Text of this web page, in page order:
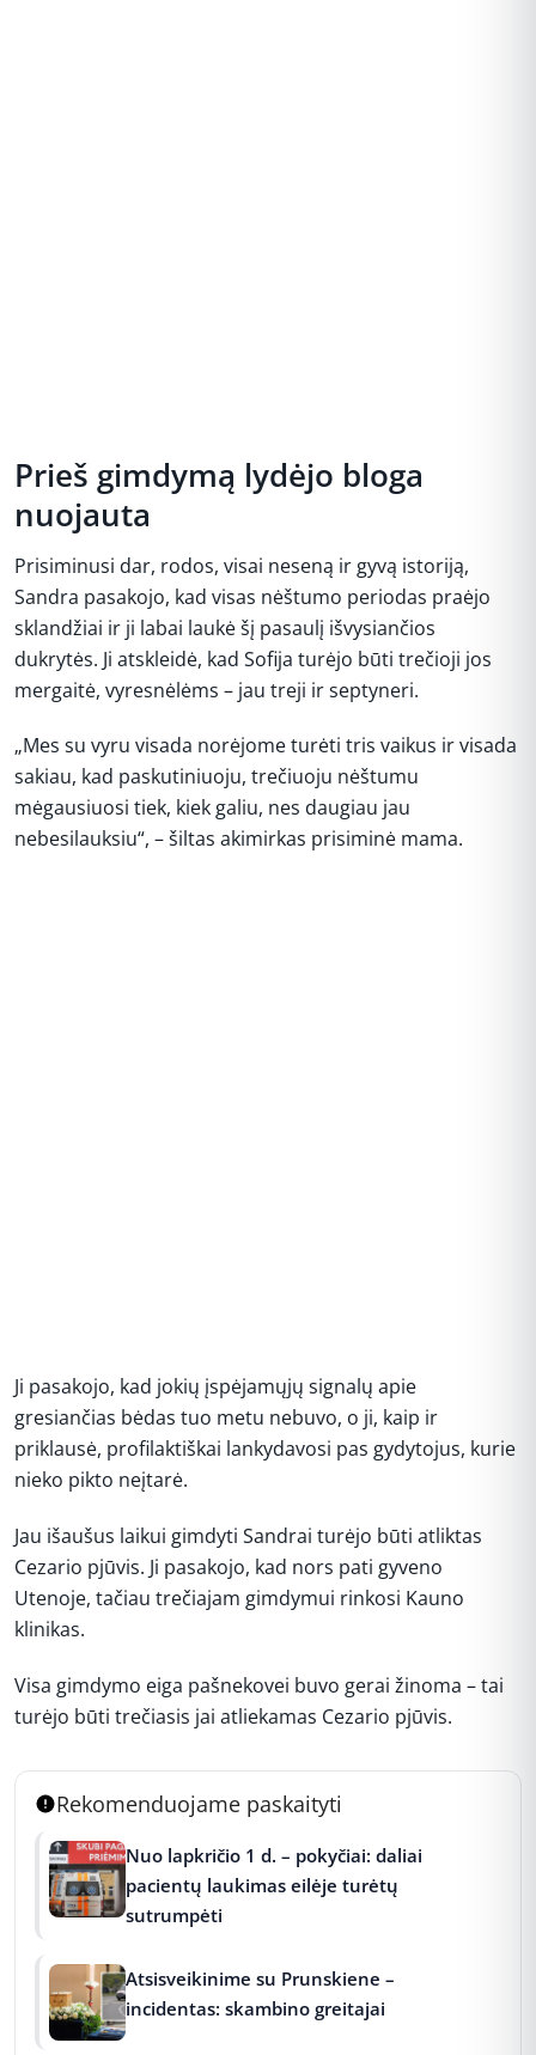
Prieš gimdymą lydėjo bloga
nuojauta
Prisiminusi dar, rodos, visai neseną ir gyvą istoriją,
Sandra pasakojo, kad visas nėštumo periodas praėjo
sklandžiai ir ji labai laukė šį pasaulį išvysiančios
dukrytės. Ji atskleidė, kad Sofija turėjo būti trečioji jos
mergaitė, vyresnėlėms – jau treji ir septyneri.
„Mes su vyru visada norėjome turėti tris vaikus ir visada
sakiau, kad paskutiniuoju, trečiuoju nėštumu
mėgausiuosi tiek, kiek galiu, nes daugiau jau
nebesilauksiu“, – šiltas akimirkas prisiminė mama.
Ji pasakojo, kad jokių įspėjamųjų signalų apie
gresiančias bėdas tuo metu nebuvo, o ji, kaip ir
priklausė, profilaktiškai lankydavosi pas gydytojus, kurie
nieko pikto neįtarė.
Jau išaušus laikui gimdyti Sandrai turėjo būti atliktas
Cezario pjūvis. Ji pasakojo, kad nors pati gyveno
Utenoje, tačiau trečiajam gimdymui rinkosi Kauno
klinikas.
Visa gimdymo eiga pašnekovei buvo gerai žinoma – tai
turėjo būti trečiasis jai atliekamas Cezario pjūvis.
Rekomenduojame paskaityti
Nuo lapkričio 1 d. – pokyčiai: daliai
pacientų laukimas eilėje turėtų
sutrumpėti
Atsisveikinime su Prunskiene –
incidentas: skambino greitajai